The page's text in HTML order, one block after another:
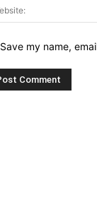
Save my name,